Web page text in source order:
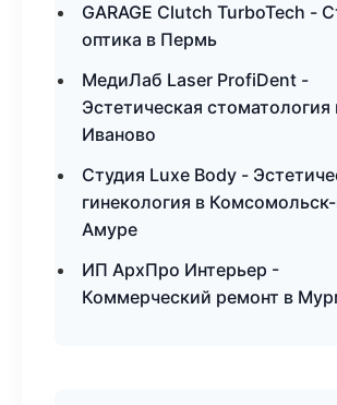
GARAGE Clutch TurboTech -
оптика в Пермь
МедиЛаб Laser ProfiDent -
Эстетическая стоматология
Иваново
Студия Luxe Body -
гинекология в
Амуре
ИП АрхПро Интерьер -
Коммерческий ремонт в